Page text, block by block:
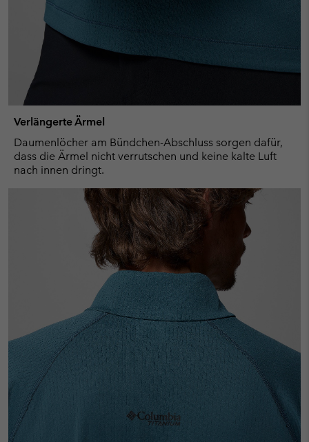
Verlängerte Ärmel
Daumenlöcher am Bündchen-Abschluss sorgen dafür,
dass die Ärmel nicht verrutschen und keine kalte Luft
nach innen dringt.